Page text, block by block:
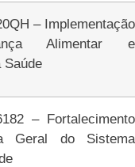
Alimentar e
Saúde
Geral do Sistema